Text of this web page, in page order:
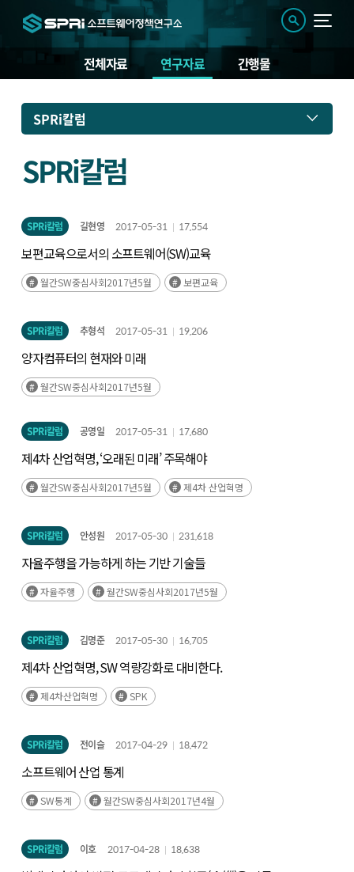
전체자료 연구자료 간행물
SPRi칼럼
SPRi칼럼
SPRi칼럼 길현영 2017-05-31 17,554
보편교육으로서의 소프트웨어(SW)교육
월간SW중심사회2017년5월 보편교육
SPRi칼럼 추형석 2017-05-31 19,206
양자컴퓨터의 현재와 미래
월간SW중심사회2017년5월
SPRi칼럼 공영일 2017-05-31 17,680
제4차 산업혁명, ‘오래된 미래’ 주목해야
월간SW중심사회2017년5월 제4차 산업혁명
SPRi칼럼 안성원 2017-05-30 231,618
자율주행을 가능하게 하는 기반 기술들
자율주행 월간SW중심사회2017년5월
SPRi칼럼 김명준 2017-05-30 16,705
제4차 산업혁명, SW 역량강화로 대비한다.
제4차산업혁명 SPK
SPRi칼럼 전이슬 2017-04-29 18,472
소프트웨어 산업 통계
SW통계 월간SW중심사회2017년4월
SPRi칼럼 이호 2017-04-28 18,638